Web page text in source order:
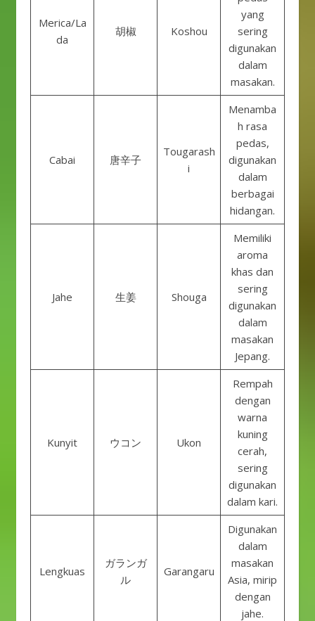
Merica/La
da
胡椒 Koshou
yang
sering
digunakan
dalam
masakan.
Cabai 唐辛子
Tougarash
i
Menamba
h rasa
pedas,
digunakan
dalam
berbagai
hidangan.
Jahe 生姜 Shouga
Memiliki
aroma
khas dan
sering
digunakan
dalam
masakan
Jepang.
Kunyit ウコン Ukon
Rempah
dengan
warna
kuning
cerah,
sering
digunakan
dalam kari.
Lengkuas
ガランガ
ル
Garangaru
Digunakan
dalam
masakan
Asia, mirip
dengan
jahe.